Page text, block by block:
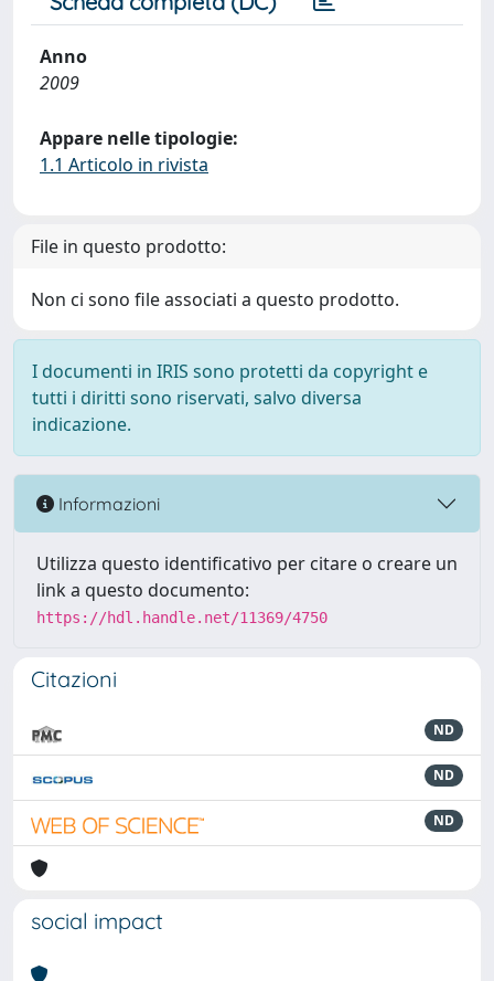
Anno
2009
Appare nelle tipologie:
1.1 Articolo in rivista
File in questo prodotto:
Non ci sono file associati a questo prodotto.
I documenti in IRIS sono protetti da copyright e
tutti i diritti sono riservati, salvo diversa
indicazione.
Informazioni
Utilizza questo identificativo per citare o creare un
link a questo documento:
https://hdl.handle.net/11369/4750
Citazioni
ND
ND
ND
social impact